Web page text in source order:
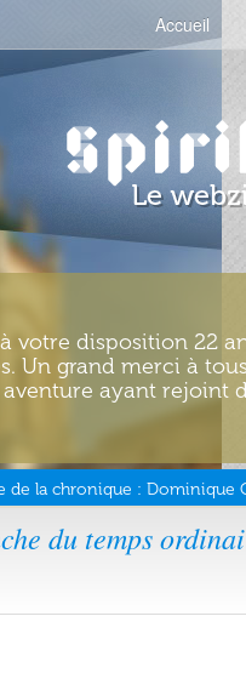
Accueil
votre disposition 22
Un grand merci à
ayant rejoint
de la chronique : Dominique
du temps